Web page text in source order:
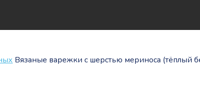
Вязаные варежки c шерстью мериноса (тёплый